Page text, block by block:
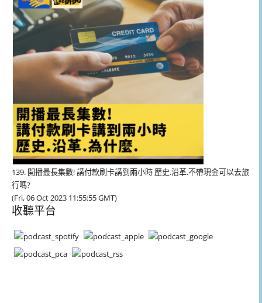
器
139. 開播最長集數! 講付款刷卡講到兩小時 歷史.沿革.不帶現金可以去旅
行嗎?
(Fri, 06 Oct 2023 11:55:55 GMT)
收聽平台